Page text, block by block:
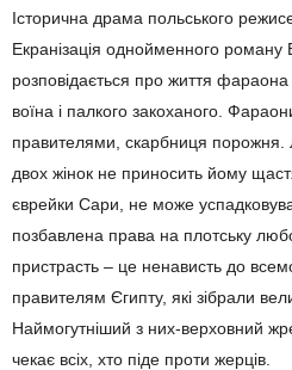
Історична драма польського
Екранізація однойменного
розповідається про життя
воїна і палкого закоханого.
правителями, скарбниця
двох жінок не приносить йому
єврейки Сари, не може
позбавлена права на плотську
пристрасть – це ненависть до
правителям Єгипту, які зібрали
Наймогутніший з них-верховний
чекає всіх, хто піде проти жерців.